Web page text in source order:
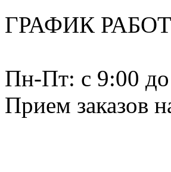
ГРАФИК
Пн-Пт: c 9:00
Прием заказов